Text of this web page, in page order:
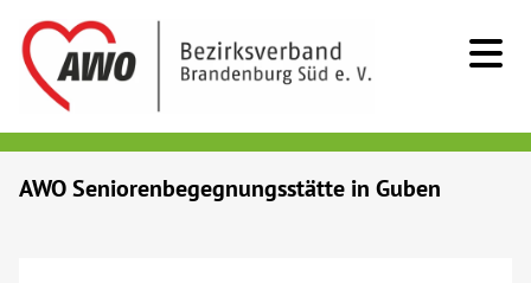
AWO Seniorenbegegnungsstätte in Guben